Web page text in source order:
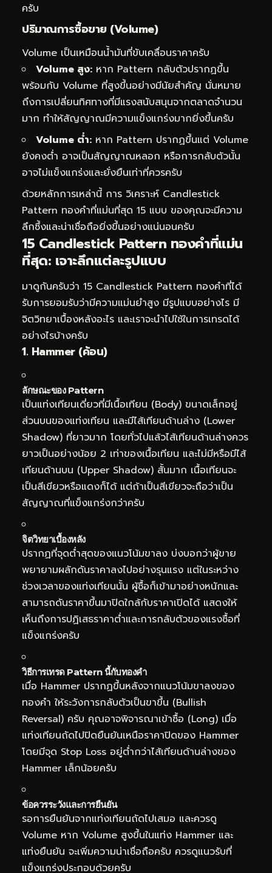
ครับ
ปริมาณการซื้อขาย (Volume)
Volume เป็นเหมือนน้ำมันที่ขับเคลื่อนราคาครับ
Volume สูง: หาก Pattern กลับตัวปรากฏขึ้น
พร้อมกับ Volume ที่สูงขึ้นอย่างมีนัยสำคัญ นั่นหมาย
ถึงการเปลี่ยนทิศทางที่มีแรงสนับสนุนจากตลาดจำนวน
มาก ทำให้สัญญาณมีความแข็งแกร่งมากยิ่งขึ้นครับ
Volume ต่ำ: หาก Pattern ปรากฏขึ้นแต่ Volume
ยังคงต่ำ อาจเป็นสัญญาณหลอก หรือการกลับตัวนั้น
อาจไม่แข็งแกร่งและยั่งยืนเท่าที่ควรครับ
ด้วยหลักการเหล่านี้ การ วิเคราะห์ Candlestick
Pattern ทองคำที่แม่นที่สุด 15 แบบ ของคุณจะมีความ
ลึกซึ้งและน่าเชื่อถือยิ่งขึ้นอย่างแน่นอนครับ
15 Candlestick Pattern ทองคำที่แม่น
ที่สุด: เจาะลึกแต่ละรูปแบบ
มาดูกันครับว่า 15 Candlestick Pattern ทองคำที่ได้
รับการยอมรับว่ามีความแม่นยำสูง มีรูปแบบอย่างไร มี
จิตวิทยาเบื้องหลังอะไร และเราจะนำไปใช้ในการเทรดได้
อย่างไรบ้างครับ
1. Hammer (ค้อน)
ลักษณะของ Pattern
เป็นแท่งเทียนเดี่ยวที่มีเนื้อเทียน (Body) ขนาดเล็กอยู่
ส่วนบนของแท่งเทียน และมีไส้เทียนด้านล่าง (Lower
Shadow) ที่ยาวมาก โดยทั่วไปแล้วไส้เทียนด้านล่างควร
ยาวเป็นอย่างน้อย 2 เท่าของเนื้อเทียน และไม่มีหรือมีไส้
เทียนด้านบน (Upper Shadow) สั้นมาก เนื้อเทียนจะ
เป็นสีเขียวหรือแดงก็ได้ แต่ถ้าเป็นสีเขียวจะถือว่าเป็น
สัญญาณที่แข็งแกร่งกว่าครับ
จิตวิทยาเบื้องหลัง
ปรากฏที่จุดต่ำสุดของแนวโน้มขาลง บ่งบอกว่าผู้ขาย
พยายามผลักดันราคาลงไปอย่างรุนแรง แต่ในระหว่าง
ช่วงเวลาของแท่งเทียนนั้น ผู้ซื้อก็เข้ามาอย่างหนักและ
สามารถดันราคาขึ้นมาปิดใกล้กับราคาเปิดได้ แสดงให้
เห็นถึงการปฏิเสธราคาต่ำและการกลับตัวของแรงซื้อที่
แข็งแกร่งครับ
วิธีการเทรด Pattern นี้กับทองคำ
เมื่อ Hammer ปรากฏขึ้นหลังจากแนวโน้มขาลงของ
ทองคำ ให้ระวังการกลับตัวเป็นขาขึ้น (Bullish
Reversal) ครับ คุณอาจพิจารณาเข้าซื้อ (Long) เมื่อ
แท่งเทียนถัดไปปิดยืนยันเหนือราคาปิดของ Hammer
โดยมีจุด Stop Loss อยู่ต่ำกว่าไส้เทียนด้านล่างของ
Hammer เล็กน้อยครับ
ข้อควรระวังและการยืนยัน
รอการยืนยันจากแท่งเทียนถัดไปเสมอ และควรดู
Volume หาก Volume สูงขึ้นในแท่ง Hammer และ
แท่งยืนยัน จะเพิ่มความน่าเชื่อถือครับ ควรดูแนวรับที่
แข็งแกร่งประกอบด้วยครับ